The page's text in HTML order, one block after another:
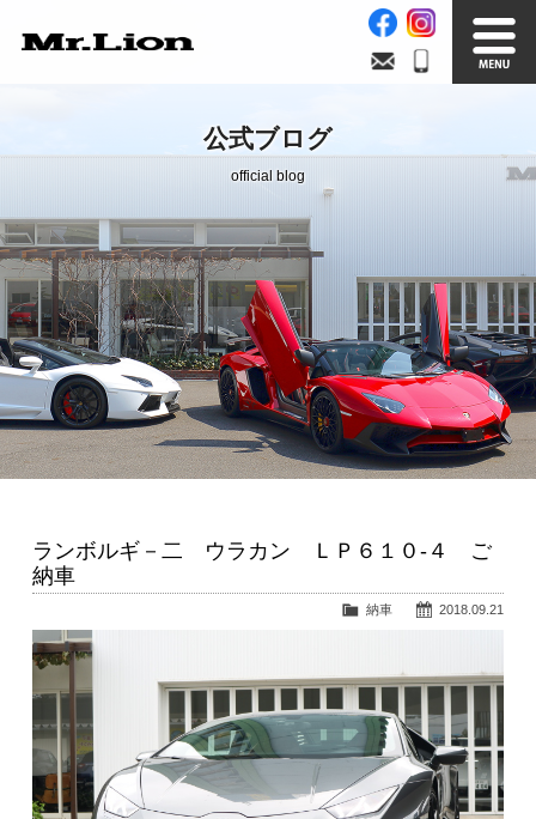
在庫車情報 買取無料査定
Factory
自社工場 サービス案内
Official Blog
公式ブログ
Company info.
会社案内
公式ブログ
official blog
ランボルギ－二 ウラカン ＬＰ６１０-４ ご
納車
2018.09.21
納車